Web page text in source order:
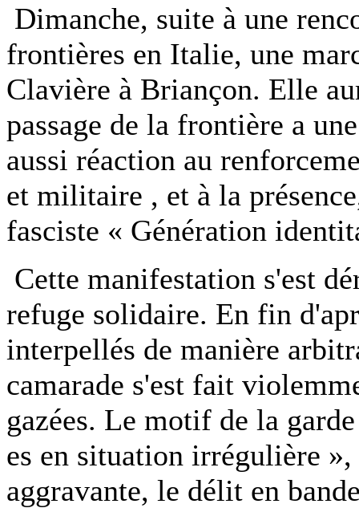
Dimanche, suite à une
frontières en Italie, une
Clavière à Briançon. Elle
passage de la frontière a
aussi réaction au
et militaire , et à la
fasciste « Génération
Cette manifestation s'est
refuge solidaire. En fin
interpellés de manière
camarade s'est fait
gazées. Le motif de la
es en situation irrégulière
aggravante, le délit en